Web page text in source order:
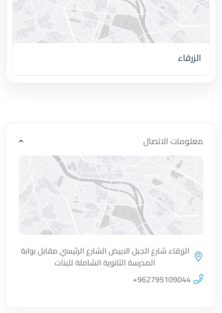
الزرقاء
معلومات الاتصال
اضغط لتحميل الموقع
الزرقاء شارع الجبل الابيض الشارع الرئيسي مقابل بوابة
المدرسة الثانوية الشاملة للبنات
+962795109044